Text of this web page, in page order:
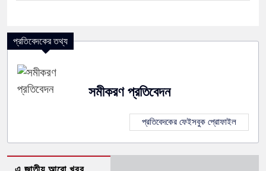
প্রতিবেদকের তথ্য
সমীকরণ প্রতিবেদন
প্রতিবেদকের ফেইসবুক প্রোফাইল